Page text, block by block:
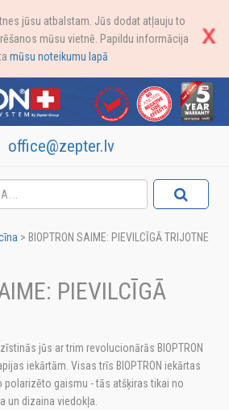
jūsu atbalstam. Jūs dodat atļauju to
mūsu vietnē. Papildu informācija
mūsu noteikumu lapā
office@zepter.lv
> BIOPTRON SAIME: PIEVILCĪGĀ TRIJOTNE
PIEVILCĪGĀ
jūs ar trim revolucionārās BIOPTRON
iekārtām. Visas trīs BIOPTRON iekārtas
gaismu - tās atšķiras tikai no
un dizaina viedokļa.